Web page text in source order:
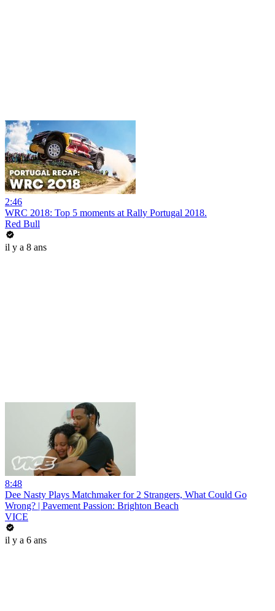
2:46
WRC 2018: Top 5 moments at Rally Portugal 2018.
Red Bull
il y a 8 ans
8:48
Dee Nasty Plays Matchmaker for 2 Strangers, What Could Go
Wrong? | Pavement Passion: Brighton Beach
VICE
il y a 6 ans